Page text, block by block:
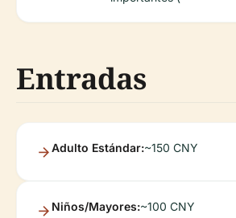
Entradas
Adulto Estándar:~150 CNY
Niños/Mayores:~100 CNY